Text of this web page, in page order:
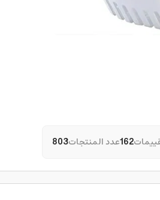
162عدد المنتجات803